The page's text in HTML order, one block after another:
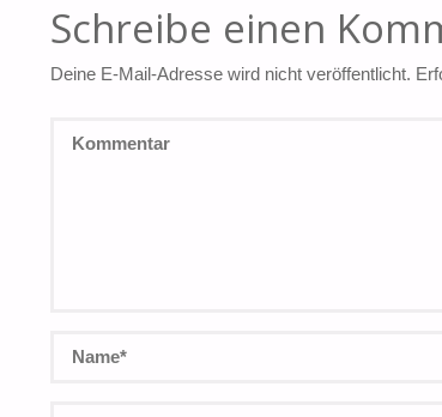
Schreibe einen
Deine E-Mail-Adresse wird nicht veröffentlicht.